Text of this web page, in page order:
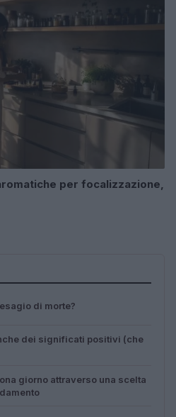
per focalizzazione,
di morte?
dei significati positivi (che
giorno attraverso una scelta